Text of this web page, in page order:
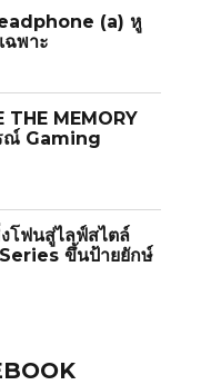
(a) หู
ฉพาะ
MEMORY
ณ์ Gaming
โฟนสู่ไลฟ์สไตล์
ขึ้นป้ายยักษ์